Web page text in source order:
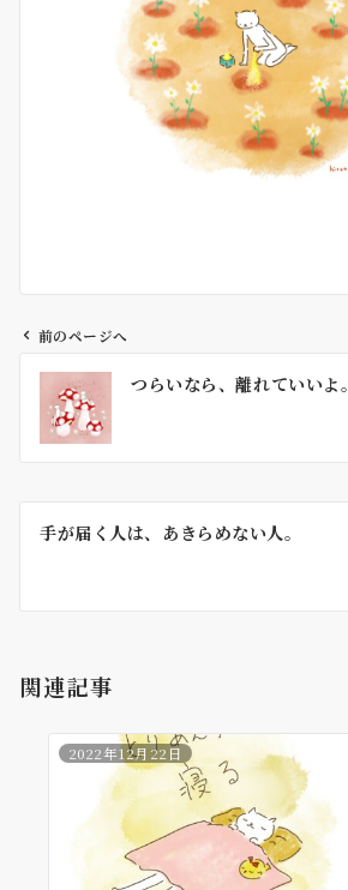
ビ
ン
前のページへ
つらいなら、離れていいよ。
手が届く人は、あきらめない人。
関連記事
2022年12月22日